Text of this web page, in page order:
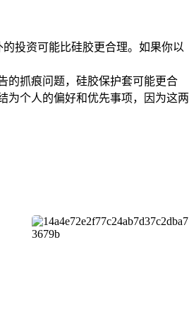
投资可能比硅胶更合理。如果你以
的抓痕问题，硅胶保护套可能更合
为个人的偏好和优先事项，因为这两